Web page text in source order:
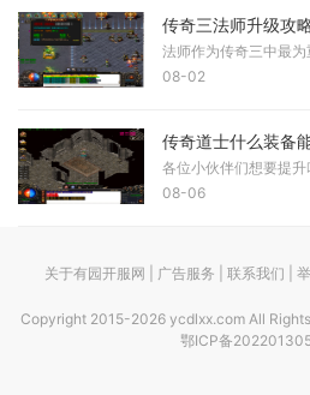
传奇三法师升级攻
08-02
传奇道士什么装备
08-06
关于有园开服网 | 广告服务 | 联系我们 |
Copyright 2015-2026 ycdlxx.com All
鄂ICP备